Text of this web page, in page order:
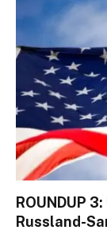
ROUNDUP
Russland-